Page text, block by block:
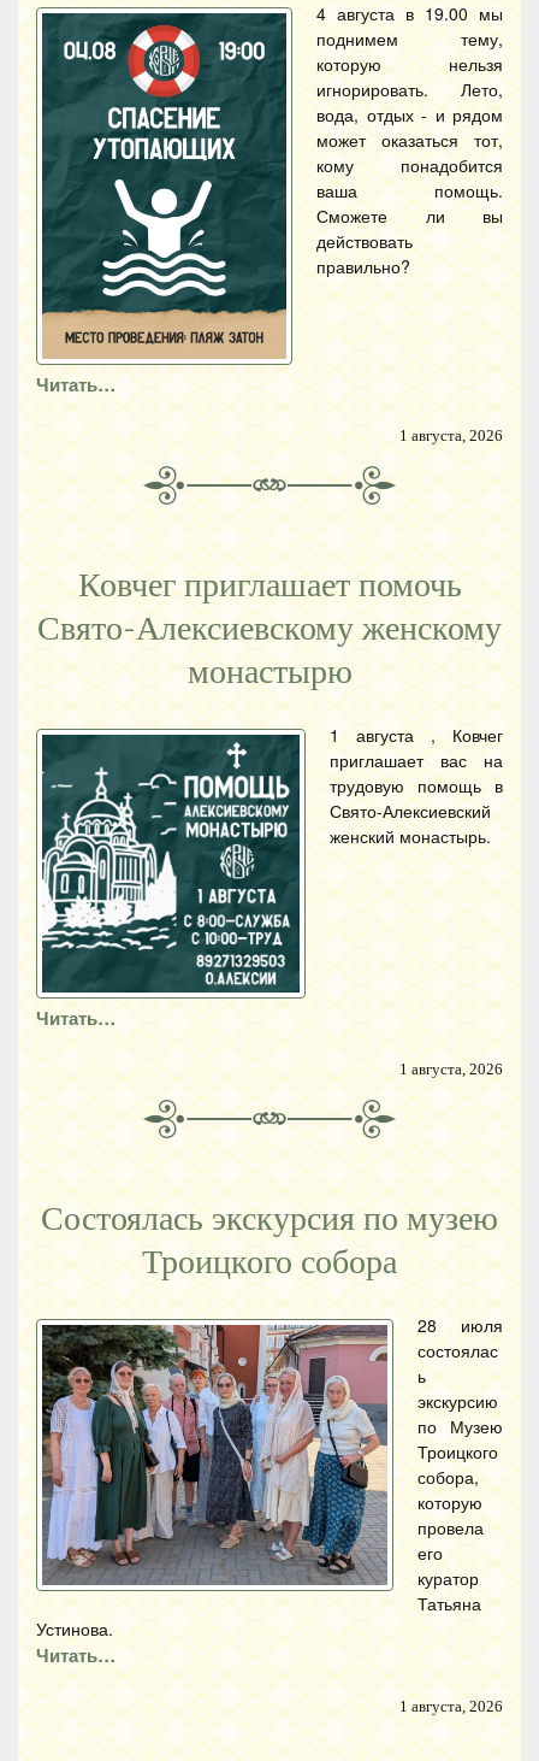
4 августа в 19.00 мы
поднимем тему,
которую нельзя
игнорировать. Лето,
вода, отдых - и рядом
может оказаться тот,
кому понадобится
ваша помощь.
Сможете ли вы
действовать
правильно?
Читать…
1 августа, 2026
Ковчег приглашает помочь
Свято-Алексиевскому женскому
монастырю
1 августа , Ковчег
приглашает вас на
трудовую помощь в
Свято-Алексиевский
женский монастырь.
Читать…
1 августа, 2026
Состоялась экскурсия по музею
Троицкого собора
28 июля
состоялас
ь
экскурсию
по Музею
Троицкого
собора,
которую
провела
его
куратор
Татьяна
Устинова.
Читать…
1 августа, 2026